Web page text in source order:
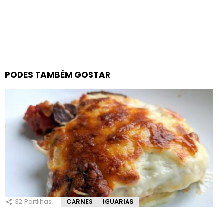
PODES TAMBÉM GOSTAR
32 Partilhas CARNES IGUARIAS